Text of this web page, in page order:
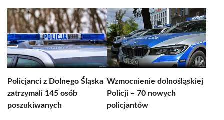
Policjanci z Dolnego Śląska
zatrzymali 145 osób
poszukiwanych
Wzmocnienie dolnośląskiej
Policji – 70 nowych
policjantów